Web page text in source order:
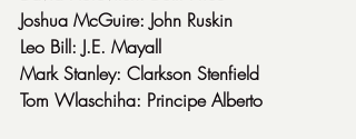
Joshua McGuire: John Ruskin
Leo Bill: J.E. Mayall
Mark Stanley: Clarkson Stenfield
Tom Wlaschiha: Principe Alberto